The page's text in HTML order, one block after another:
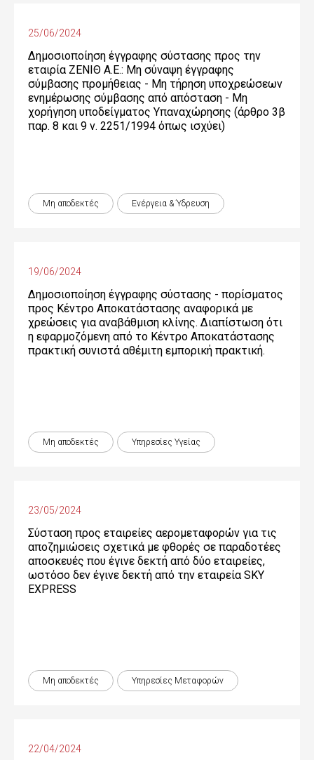
25/06/2024
Δημοσιοποίηση έγγραφης σύστασης προς την
εταιρία ΖΕΝΙΘ Α.Ε.: Μη σύναψη έγγραφης
σύμβασης προμήθειας - Μη τήρηση υποχρεώσεων
ενημέρωσης σύμβασης από απόσταση - Μη
χορήγηση υποδείγματος Υπαναχώρησης (άρθρο 3β
παρ. 8 και 9 ν. 2251/1994 όπως ισχύει)
Μη αποδεκτές Ενέργεια & Ύδρευση
19/06/2024
Δημοσιοποίηση έγγραφης σύστασης - πορίσματος
προς Κέντρο Αποκατάστασης αναφορικά με
χρεώσεις για αναβάθμιση κλίνης. Διαπίστωση ότι
η εφαρμοζόμενη από το Κέντρο Αποκατάστασης
πρακτική συνιστά αθέμιτη εμπορική πρακτική.
Μη αποδεκτές Υπηρεσίες Υγείας
23/05/2024
Σύσταση προς εταιρείες αερομεταφορών για τις
αποζημιώσεις σχετικά με φθορές σε παραδοτέες
αποσκευές που έγινε δεκτή από δύο εταιρείες,
ωστόσο δεν έγινε δεκτή από την εταιρεία SKY
EXPRESS
Μη αποδεκτές Υπηρεσίες Μεταφορών
22/04/2024